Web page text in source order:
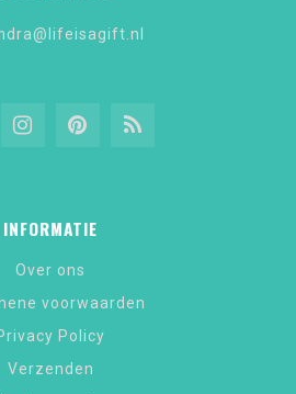
INFORMATIE
Over ons
voorwaarden
Policy
Verzenden